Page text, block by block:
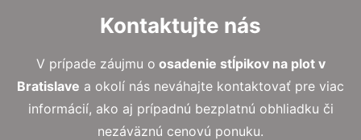
Kontaktujte nás
V prípade záujmu o osadenie stĺpikov na plot v
Bratislave a okolí nás neváhajte kontaktovať pre viac
informácií, ako aj prípadnú bezplatnú obhliadku či
nezáväznú cenovú ponuku.